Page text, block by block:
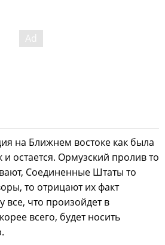
на Ближнем востоке как была
остается. Ормузский пролив то
Соединенные Штаты то
то отрицают их факт
все, что произойдет в
всего, будет носить